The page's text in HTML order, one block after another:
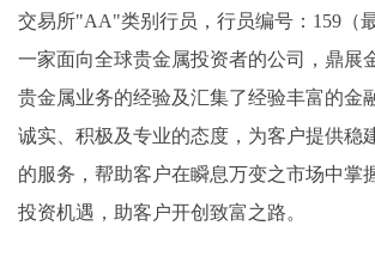
交易所"AA"类别行员，行员编号：159（
一家面向全球贵金属投资者的公司，鼎展
贵金属业务的经验及汇集了经验丰富的金
诚实、积极及专业的态度，为客户提供稳
的服务，帮助客户在瞬息万变之市场中掌
投资机遇，助客户开创致富之路。